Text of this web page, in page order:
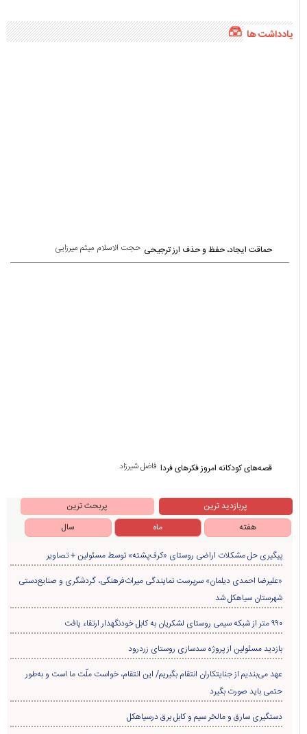
یادداشت ها
حجت الاسلام میثم میرزایی حماقت ایجاد، حفظ و حذف ارز ترجیحی
فاضل شیرزاد قصه‌های کودکانه امروز فکرهای فردا
پربازدید ترین
پربحث ترین
هفته
ماه سال
پیگیری حل مشکلات اراضی روستای «کرف‌پشته» توسط مسئولین + تصاویر
«علیرضا احمدی دیلمان» سرپرست نمایندگی میراث‌فرهنگی، گردشگری و صنایع‌دستی
شهرستان سیاهکل شد
۹۹۰ متر از شبکه سیمی روستای لشکریان به کابل خودنگهدار ارتقاء یافت
بازدید مسئولین از پروژه سدسازی روستای زردرود
عهد می‌بندیم از جنایتکاران انتقام بگیریم/ این انتقام، خواست ملّت ما است و به‌طور
حتمی باید صورت بگیرد
دستگیری سارق و مالخر سیم و کابل برق درسیاهکل